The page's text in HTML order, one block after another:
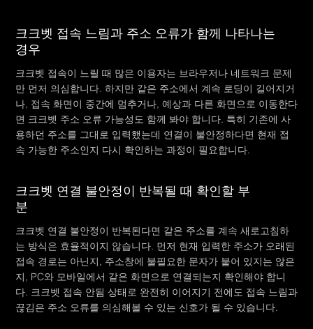
크크벳 접속 느림과 주소 오류가 함께 나타나는
경우
크크벳 접속이 느릴 때 많은 이용자는 브라우저나 네트워크 문제
만 먼저 의심합니다. 하지만 같은 주소에서 계속 로딩이 길어지거
나, 접속 화면이 중간에 멈추거나, 예상과 다른 화면으로 이동한다
면 크크벳 주소 오류 가능성도 함께 봐야 합니다. 특히 기존에 사
용하던 주소를 그대로 입력했는데 연결이 불안정하다면 현재 접
속 가능한 주소인지 다시 확인하는 과정이 필요합니다.
크크벳 연결 불안정이 반복될 때 확인할 부
분
크크벳 연결 불안정이 반복된다면 같은 주소를 계속 새로고침하
는 방식은 효율적이지 않습니다. 먼저 현재 입력한 주소가 오래된
접속 경로는 아닌지, 주소창에 불필요한 문자가 붙어 있지는 않은
지, PC와 모바일에서 같은 화면으로 연결되는지 확인해야 합니
다. 크크벳 접속 안됨 상태로 완전히 이어지기 전에도 접속 느림과
끊김은 주소 오류를 의심해볼 수 있는 신호가 될 수 있습니다.